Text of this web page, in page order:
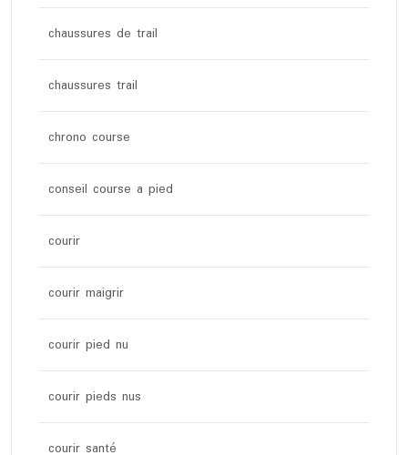
chaussures de trail
chaussures trail
chrono course
conseil course a pied
courir
courir maigrir
courir pied nu
courir pieds nus
courir santé